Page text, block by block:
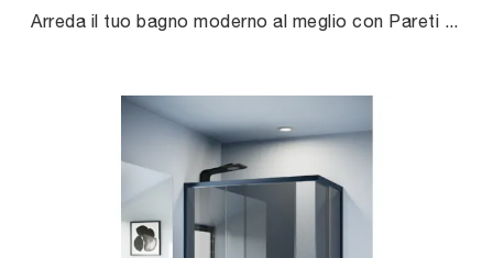
Arreda il tuo bagno moderno al meglio con Pareti per Vasca, box doccia e complementi in vetro di Vismaravetro.